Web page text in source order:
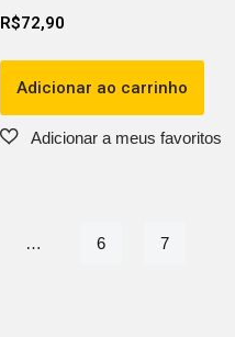
R$72,90
Adicionar ao carrinho
… 6 7